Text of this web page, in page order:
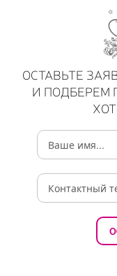
ОСТАВЬТЕ
И ПОДБЕРЕМ